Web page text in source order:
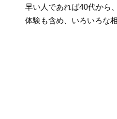
早い人であれば40代から
体験も含め、いろいろな